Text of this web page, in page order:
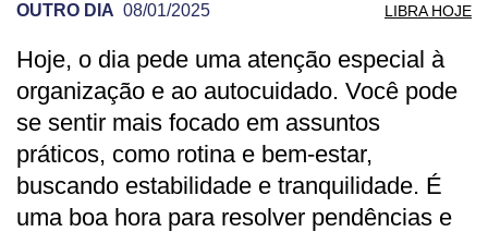
OUTRO DIA 08/01/2025 LIBRA HOJE
PREVISÃO DE LIBRA PARA OUTRO DIA
Hoje, o dia pede uma atenção especial à
organização e ao autocuidado. Você pode
se sentir mais focado em assuntos
práticos, como rotina e bem-estar,
buscando estabilidade e tranquilidade. É
uma boa hora para resolver pendências e